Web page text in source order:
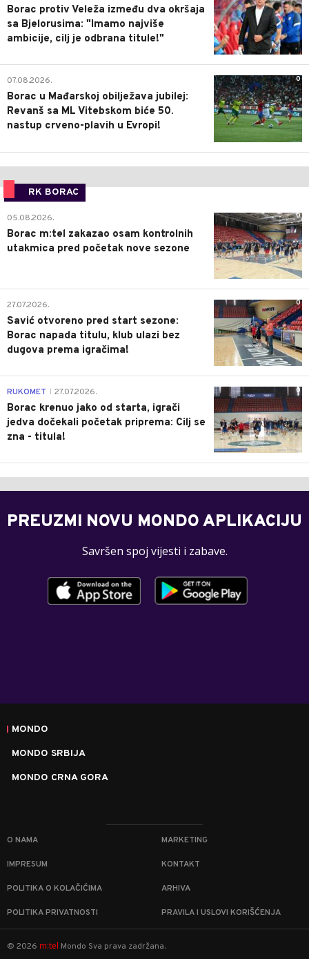
Borac protiv Veleža između dva okršaja
sa Bjelorusima: "Imamo najviše
ambicije, cilj je odbrana titule!"
0
07.08.2026.
Borac u Mađarskoj obilježava jubilej:
Revanš sa ML Vitebskom biće 50.
nastup crveno-plavih u Evropi!
RK BORAC
0
05.08.2026.
Borac m:tel zakazao osam kontrolnih
utakmica pred početak nove sezone
0
27.07.2026.
Savić otvoreno pred start sezone:
Borac napada titulu, klub ulazi bez
dugova prema igračima!
0
RUKOMET 27.07.2026.
Borac krenuo jako od starta, igrači
jedva dočekali početak priprema: Cilj se
zna - titula!
PREUZMI NOVU MONDO APLIKACIJU
Savršen spoj vijesti i zabave.
MONDO
MONDO SRBIJA
MONDO CRNA GORA
O NAMA MARKETING
IMPRESUM KONTAKT
POLITIKA O KOLAČIĆIMA ARHIVA
POLITIKA PRIVATNOSTI PRAVILA I USLOVI KORIŠĆENJA
© 2026 m:tel Mondo Sva prava zadržana.